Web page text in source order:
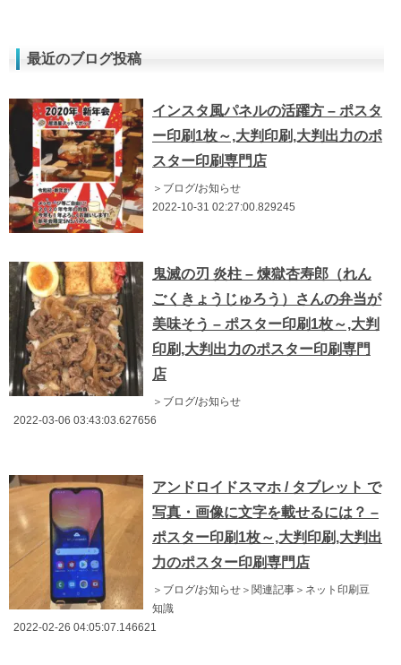
最近のブログ投稿
インスタ風パネルの活躍方 – ポスタ
ー印刷1枚～,大判印刷,大判出力のポ
スター印刷専門店
＞ブログ/お知らせ
2022-10-31 02:27:00.829245
鬼滅の刃 炎柱 – 煉獄杏寿郎（れん
ごくきょうじゅろう）さんの弁当が
美味そう – ポスター印刷1枚～,大判
印刷,大判出力のポスター印刷専門
店
＞ブログ/お知らせ
2022-03-06 03:43:03.627656
アンドロイドスマホ / タブレット で
写真・画像に文字を載せるには？ –
ポスター印刷1枚～,大判印刷,大判出
力のポスター印刷専門店
＞ブログ/お知らせ＞関連記事＞ネット印刷豆
知識
2022-02-26 04:05:07.146621